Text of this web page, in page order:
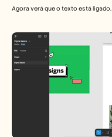
Agora verá que o texto está ligado.